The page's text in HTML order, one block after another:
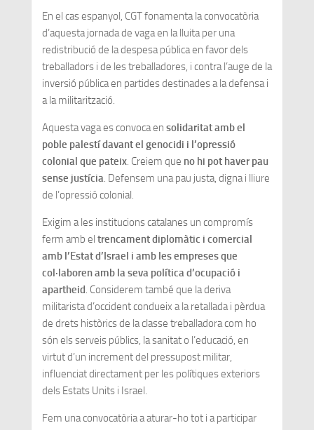
En el cas espanyol, CGT fonamenta la convocatòria
d’aquesta jornada de vaga en la lluita per una
redistribució de la despesa pública en favor dels
treballadors i de les treballadores, i contra l’auge de la
inversió pública en partides destinades a la defensa i
a la militarització.
Aquesta vaga es convoca en solidaritat amb el
poble palestí davant el genocidi i l’opressió
colonial que pateix. Creiem que no hi pot haver pau
sense justícia. Defensem una pau justa, digna i lliure
de l’opressió colonial.
Exigim a les institucions catalanes un compromís
ferm amb el trencament diplomàtic i comercial
amb l’Estat d’Israel i amb les empreses que
col·laboren amb la seva política d’ocupació i
apartheid. Considerem també que la deriva
militarista d’occident condueix a la retallada i pèrdua
de drets històrics de la classe treballadora com ho
són els serveis públics, la sanitat o l’educació, en
virtut d’un increment del pressupost militar,
influenciat directament per les polítiques exteriors
dels Estats Units i Israel.
Fem una convocatòria a aturar-ho tot i a participar